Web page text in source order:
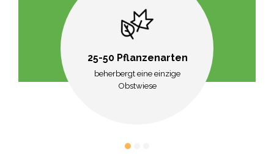
25-50 Pflanzenarten
beherbergt eine einzige
Obstwiese